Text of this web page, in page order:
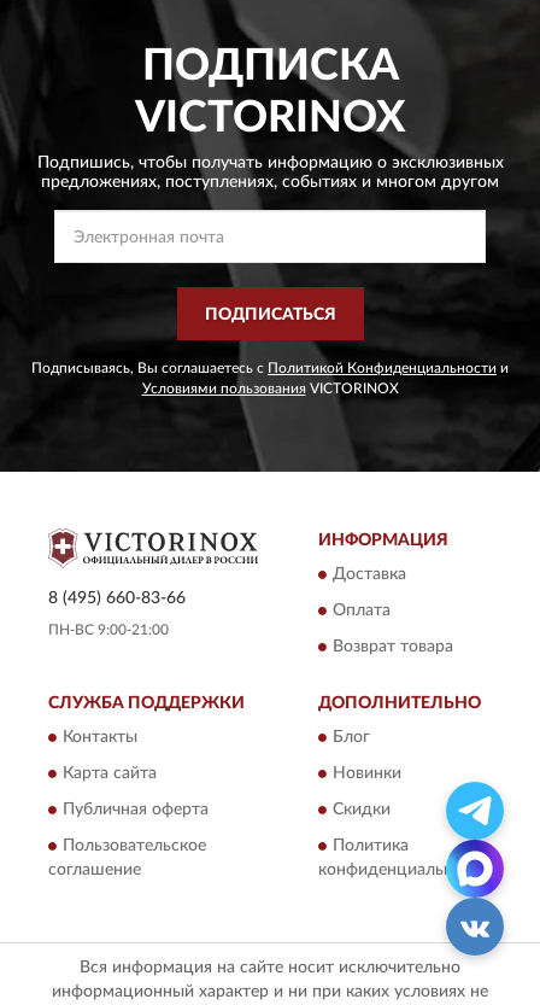
ПОДПИСКА
VICTORINOX
Подпишись, чтобы получать информацию о эксклюзивных
предложениях, поступлениях, событиях и многом другом
ПОДПИСАТЬСЯ
Подписываясь, Вы соглашаетесь с Политикой Конфиденциальности и
Условиями пользованияVICTORINOX
8 (495) 660-83-66
ПН-ВС 9:00-21:00
ИНФОРМАЦИЯ
Доставка
Оплата
Возврат товара
СЛУЖБА ПОДДЕРЖКИ
Контакты
Карта сайта
Публичная оферта
Пользовательское
соглашение
ДОПОЛНИТЕЛЬНО
Блог
Новинки
Скидки
Политика
конфиденциальности
Вся информация на сайте носит исключительно
информационный характер и ни при каких условиях не